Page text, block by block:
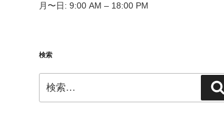
月〜日: 9:00 AM – 18:00 PM
検索
索: